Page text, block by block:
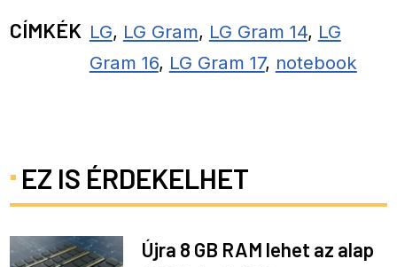
CÍMKÉK LG, LG Gram, LG Gram 14, LG
Gram 16, LG Gram 17, notebook
EZ IS ÉRDEKELHET
Újra 8 GB RAM lehet az alap